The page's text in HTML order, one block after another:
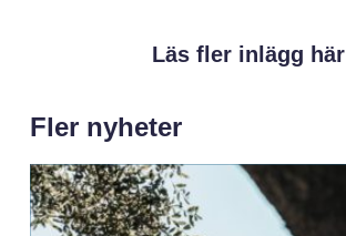
Läs fler inlägg här
Fler nyheter